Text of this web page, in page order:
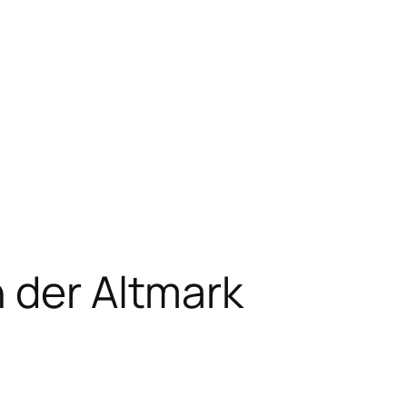
der Altmark